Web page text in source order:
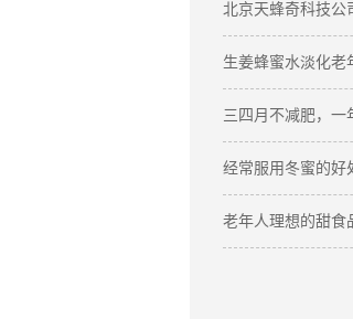
北京天蜂奇科技公
生姜蜂蜜水淡化
三四月不减肥，
经常服用冬蜜的
老年人理想的甜